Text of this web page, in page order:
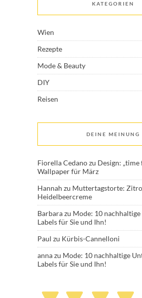
KATEGORIEN
Wien
Rezepte
Mode & Beauty
DIY
Reisen
DEINE MEINUNG
Fiorella Cedanozu Design: „time
Wallpaper für März
Hannah zu Muttertagstorte:
Heidelbeercreme
Barbarazu Mode: 10
Labels für Sie und Ihn!
Paul zu Kürbis-Cannelloni
annazu Mode: 10 nachhaltige
Labels für Sie und Ihn!